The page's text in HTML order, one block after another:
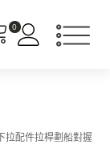
0
拉配件拉桿劃船對握